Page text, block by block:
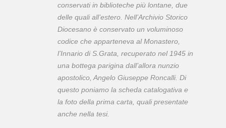
conservati in biblioteche più lontane, due
delle quali all’estero. Nell’Archivio Storico
Diocesano è conservato un voluminoso
codice che apparteneva al Monastero,
l’Innario di S.Grata , recuperato nel 1945 in
una bottega parigina dall’allora nunzio
apostolico, Angelo Giuseppe Roncalli. Di
questo poniamo la scheda catalogativa e
la foto della prima carta, quali presentate
anche nella tesi.